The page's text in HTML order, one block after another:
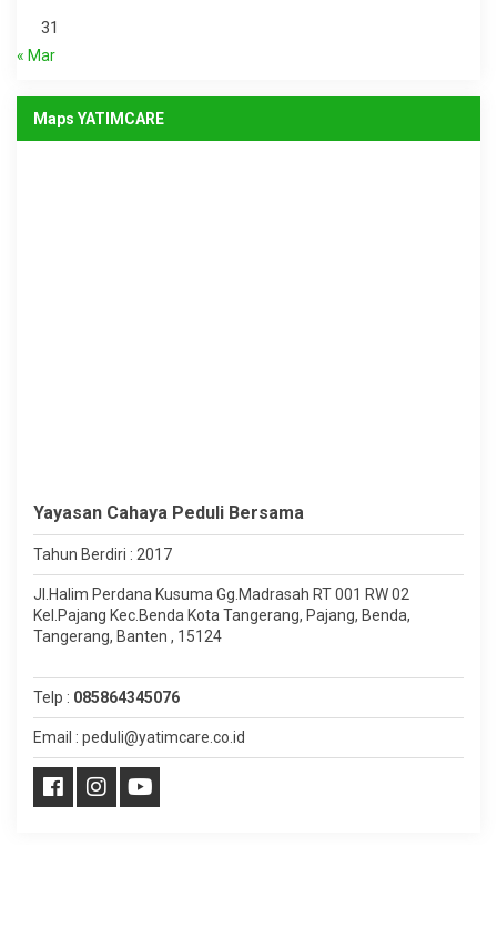
31
« Mar
Maps YATIMCARE
Yayasan Cahaya Peduli Bersama
Tahun Berdiri : 2017
Jl.Halim Perdana Kusuma Gg.Madrasah RT 001 RW 02
Kel.Pajang Kec.Benda Kota Tangerang, Pajang, Benda,
Tangerang, Banten , 15124
Telp : 085864345076
Email : peduli@yatimcare.co.id